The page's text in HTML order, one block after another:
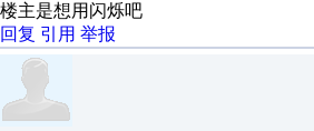
楼主是想用闪烁吧
回复 引用 举报